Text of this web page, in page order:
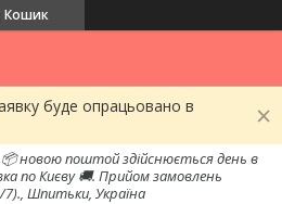
Кошик
буде опрацьовано в
📦 новою поштой здійснюється день в
по Києву 🚚. Прийом замовлень
7)., Шпитьки, Україна